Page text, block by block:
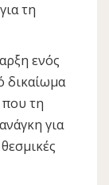
τη
ενός
δικαίωμα
τη
για